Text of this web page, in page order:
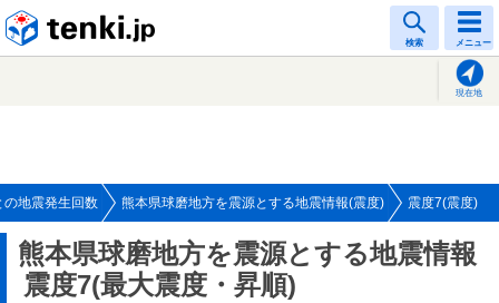
検索 メニュー
現在地
の地震発生回数 熊本県球磨地方を震源とする地震情報(震度) 震度7(震度)
熊本県球磨地方を震源とする地震情報
震度7(最大震度・昇順)